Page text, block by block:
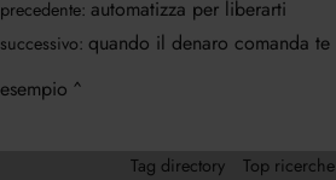
precedente: automatizza per liberarti
successivo: quando il denaro comanda te
esempio
Tag directory Top ricerche